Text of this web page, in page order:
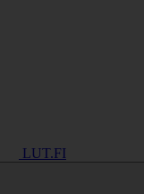
LUT.FI